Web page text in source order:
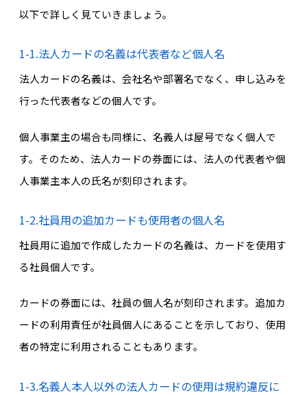
以下で詳しく見ていきましょう。
1-1.法人カードの名義は代表者など個人名
法人カードの名義は、会社名や部署名でなく、申し込みを
行った代表者などの個人です。
個人事業主の場合も同様に、名義人は屋号でなく個人で
す。そのため、法人カードの券面には、法人の代表者や個
人事業主本人の氏名が刻印されます。
1-2.社員用の追加カードも使用者の個人名
社員用に追加で作成したカードの名義は、カードを使用す
る社員個人です。
カードの券面には、社員の個人名が刻印されます。追加カ
ードの利用責任が社員個人にあることを示しており、使用
者の特定に利用されることもあります。
1-3.名義人本人以外の法人カードの使用は規約違反に